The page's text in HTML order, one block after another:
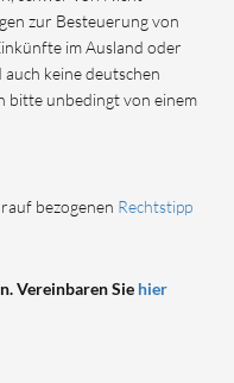
zur Besteuerung von
im Ausland oder
keine deutschen
bitte unbedingt von einem
bezogenen Rechtstipp
Vereinbaren Sie hier